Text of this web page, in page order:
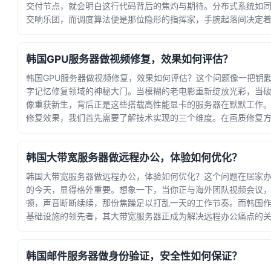
交付节点，就会明白这行代码背后的焦灼与期待。分布式系统如
交响乐团，而调度算法便是那位隐形的指挥家，手腕起落间决定
韩国GPU服务器做视频修复，效果如何评估？
韩国GPU服务器做视频修复，效果如何评估？这个问题像一把钥
字记忆修复领域的神秘大门。当模糊的老电影重新绽放光彩，当
像重获新生，背后正是这些搭载高性能显卡的服务器在默默工作
修复效果，我们首先需要了解技术实现的三个维度。在画质修复
韩国大带宽服务器做远程办公，体验如何优化？
韩国大带宽服务器做远程办公，体验如何优化？这个问题在居家
的今天，显得格外重要。想象一下，当你正与海外团队视频会议
顿，声音断断续续，那份焦躁足以打乱一天的工作节奏。而韩国
基础设施的领先者，其大带宽服务器正成为解决远程办公痛点
韩国邮件服务器做身份验证，安全性如何保证？